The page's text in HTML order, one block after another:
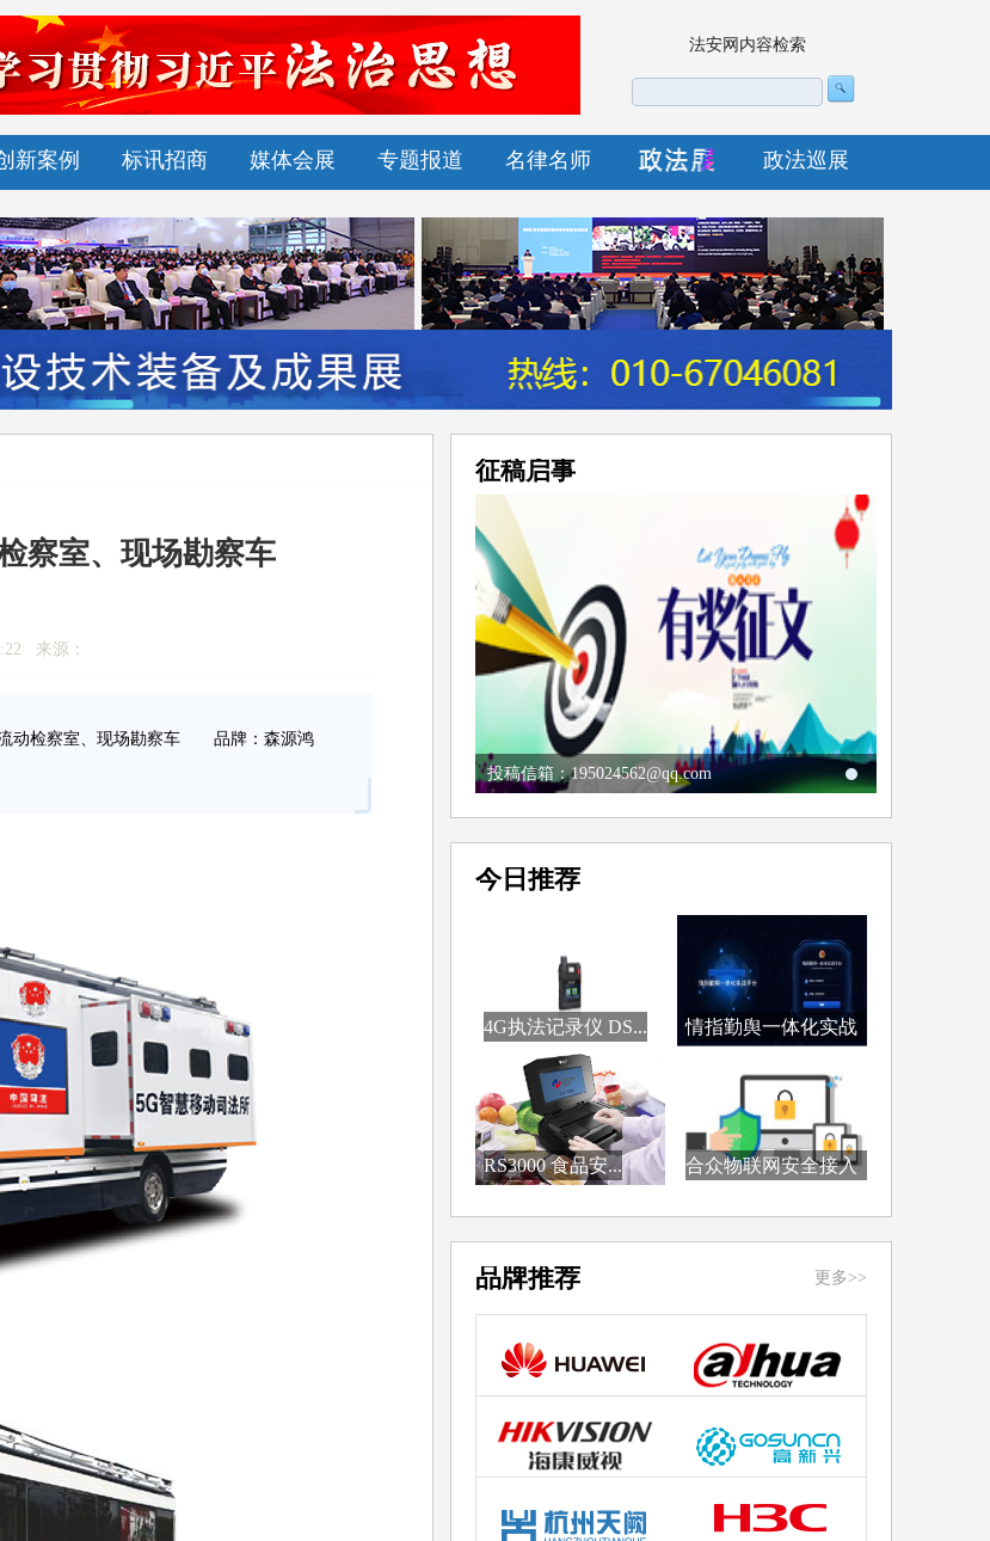
法安网内容检索
新案例 标讯招商 媒体会展 专题报道 名律名师 政法巡展
察室、现场勘察车
来源：
流动检察室、现场勘察车 品牌：森源鸿
征稿启事
投稿信箱：195024562@qq.com
今日推荐
4G执法记录仪 DS...
情指勤舆一体化实战
RS3000 食品安...
合众物联网安全接入
品牌推荐 更多>>